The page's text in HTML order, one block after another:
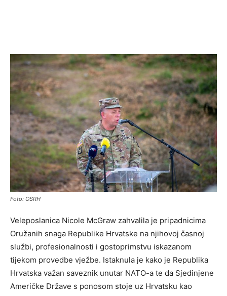
Foto: OSRH
Veleposlanica Nicole McGraw zahvalila je pripadnicima
Oružanih snaga Republike Hrvatske na njihovoj časnoj
službi, profesionalnosti i gostoprimstvu iskazanom
tijekom provedbe vježbe. Istaknula je kako je Republika
Hrvatska važan saveznik unutar NATO-a te da Sjedinjene
Američke Države s ponosom stoje uz Hrvatsku kao